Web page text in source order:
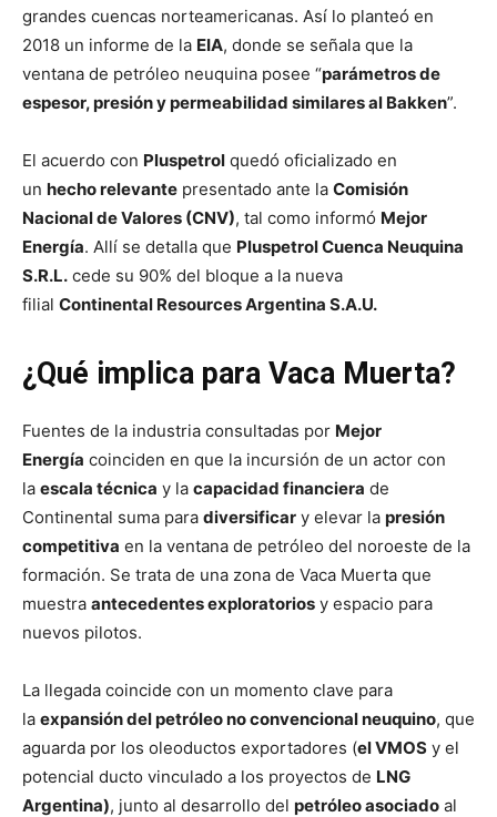
grandes cuencas norteamericanas. Así lo planteó en
2018 un informe de la EIA, donde se señala que la
ventana de petróleo neuquina posee “parámetros de
espesor, presión y permeabilidad similares al Bakken”.
El acuerdo con Pluspetrol quedó oficializado en
un hecho relevante presentado ante la Comisión
Nacional de Valores (CNV), tal como informó Mejor
Energía. Allí se detalla que Pluspetrol Cuenca Neuquina
S.R.L. cede su 90% del bloque a la nueva
filial Continental Resources Argentina S.A.U.
¿Qué implica para Vaca Muerta?
Fuentes de la industria consultadas por Mejor
Energía coinciden en que la incursión de un actor con
la escala técnica y la capacidad financiera de
Continental suma para diversificar y elevar la presión
competitiva en la ventana de petróleo del noroeste de la
formación. Se trata de una zona de Vaca Muerta que
muestra antecedentes exploratorios y espacio para
nuevos pilotos.
La llegada coincide con un momento clave para
la expansión del petróleo no convencional neuquino, que
aguarda por los oleoductos exportadores (el VMOS y el
potencial ducto vinculado a los proyectos de LNG
Argentina), junto al desarrollo del petróleo asociado al